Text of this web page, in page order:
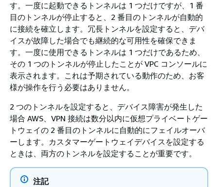
す。一度に起動できるトンネルは 1 つだけですが、1 番
目のトンネルが停止すると、2 番目のトンネルが自動的
に接続を確立します。冗長トンネルを設定すると、デバ
イスが故障した場合でも継続的な可用性を確保できま
す。一度に使用できるトンネルは 1 つだけであるため、
その 1 つのトンネルが停止したことが VPC コンソールに
表示されます。これは予期されている動作のため、お客
様が操作を行う必要はありません。
2 つのトンネルを設定すると、デバイス障害が発生した
場合 AWS、VPN 接続は数分以内に仮想プライベートゲー
トウェイの 2 番目のトンネルに自動的にフェイルオーバ
ーします。カスタマーゲートウェイデバイスを設定する
ときは、両方のトンネルを設定することが重要です。
注記